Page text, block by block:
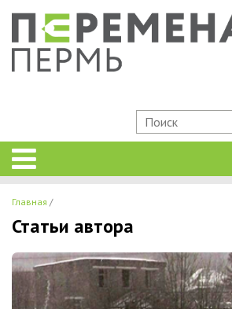
Главная
Статьи автора